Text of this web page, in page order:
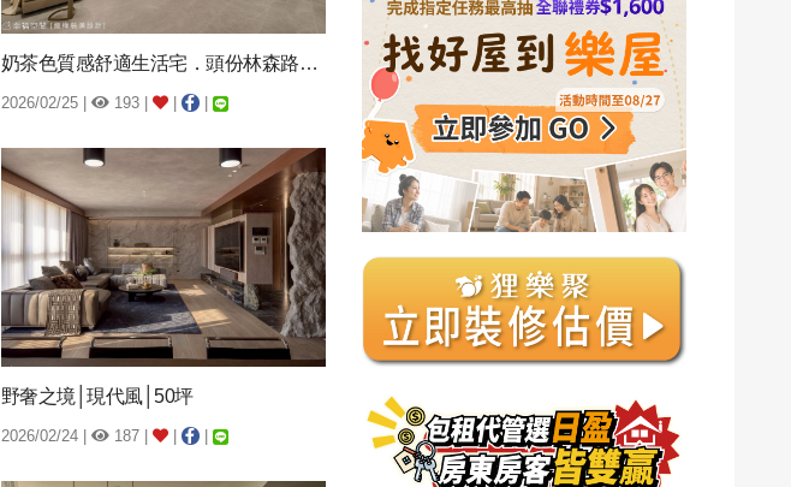
奶茶色質感舒適生活宅．頭份林森路｜現代風｜60坪
2026/02/25 | 193 | | |
野奢之境│現代風│50坪
2026/02/24 | 187 | | |